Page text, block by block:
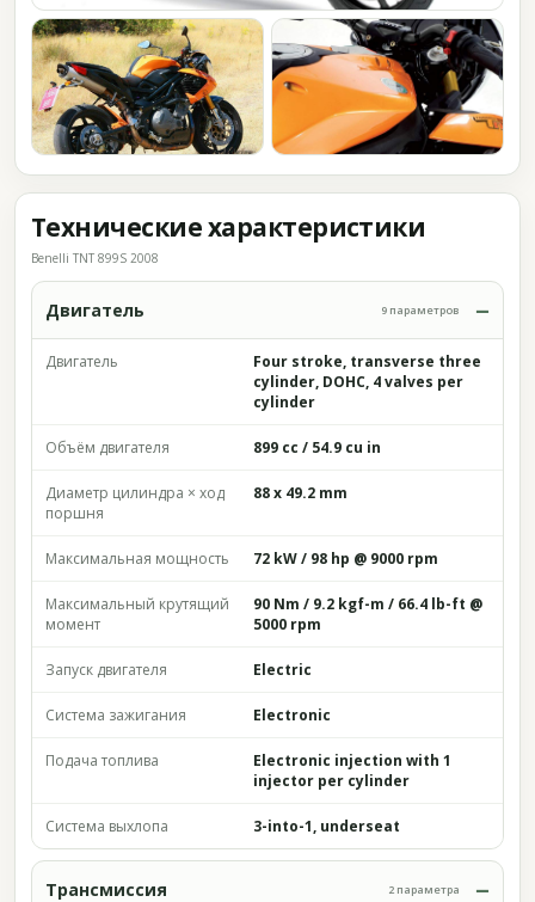
Технические характеристики
Benelli TNT 899S 2008
Двигатель 9 параметров
Двигатель
Four stroke, transverse three
cylinder, DOHC, 4 valves per
cylinder
Объём двигателя 899 cc / 54.9 cu in
Диаметр цилиндра × ход
поршня
88 x 49.2 mm
Максимальная мощность 72 kW / 98 hp @ 9000 rpm
Максимальный крутящий
момент
90 Nm / 9.2 kgf-m / 66.4 lb-ft @
5000 rpm
Запуск двигателя Electric
Система зажигания Electronic
Подача топлива
Electronic injection with 1
injector per cylinder
Система выхлопа 3-into-1, underseat
Трансмиссия 2 параметра